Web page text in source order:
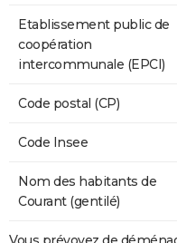
Etablissement public de
coopération
intercommunale (EPCI)
Code postal (CP)
Code Insee
Nom des habitants de
Courant (gentilé)